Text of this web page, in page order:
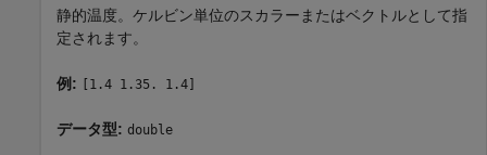
静的温度。ケルビン単位のスカラーまたはベクトルとして指
定されます。
例: [1.4 1.35. 1.4]
データ型: double